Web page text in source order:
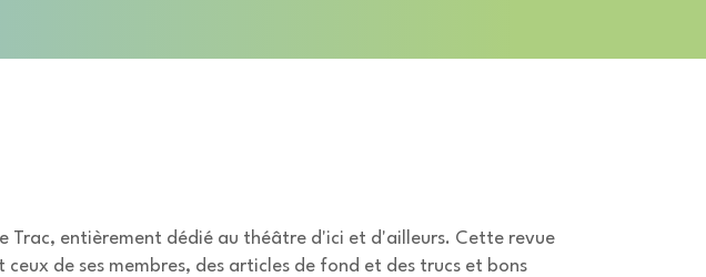
Trac, entièrement dédié au théâtre d'ici et d'ailleurs. Cette revue
de ses membres, des articles de fond et des trucs et bons